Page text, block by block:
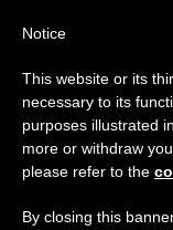
ESPIRITUALIDAD
Aviso
Del 27 de
anual,
se generan
Notice
This website or its
necessary to its
purposes illustrated
more or withdraw
please refer to the
By closing this